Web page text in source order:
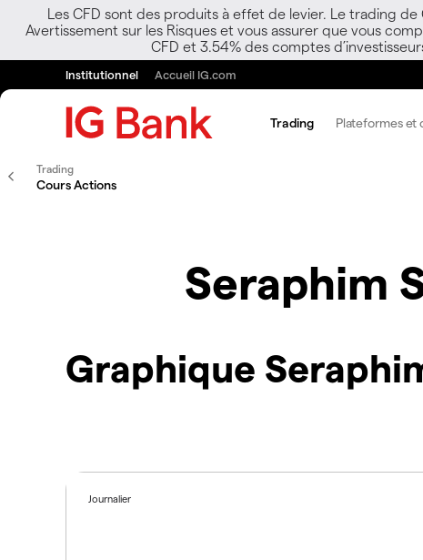
Les CFD sont des produits à effet de levier. Le trading
Avertissement sur les Risques et vous assurer que vous
CFD et 3.54% des comptes
Institutionnel Accueil IG.com
Trading Plateformes et
Trading
Cours Actions
Seraphim
Graphique
Journalier